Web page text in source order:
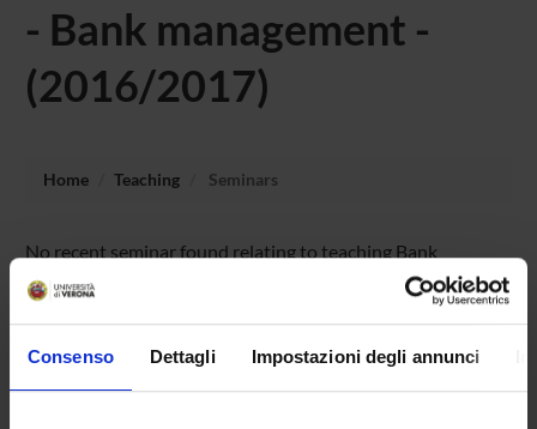
Consenso Dettagli Impostazioni degli annunci
- Bank management -
(2016/2017)
Home Teaching Seminars
No recent seminar found relating to teaching Bank
management.
STUDYING